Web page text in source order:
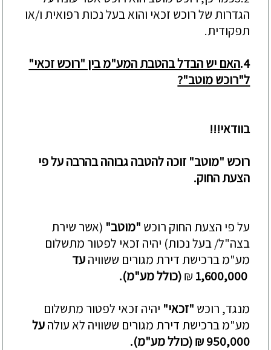
הגדרות של רוכש זכאי והוא בעל נכות רפואית ו/או
תפקודית.
4. האם יש הבדל בהטבת המע"מ בין "רוכש זכאי"
ל"רוכש מוטב"?
בוודאי!!!
רוכש "מוטב" זוכה להטבה גבוהה בהרבה על פי
הצעת החוק.
על פי הצעת החוק רוכש "מוטב" (אשר שירת
בצה"ל/ בעל נכות) יהיה זכאי לפטור מתשלום
מע"מ ברכישת דירת מגורים ששוויהעד
₪(כולל מע"מ).
מנגד, רוכש "זכאי" יהיה זכאי לפטור מתשלום
מע"מ ברכישת דירת מגורים ששוויה לא עולהעל
950,000 ₪ (כולל מע"מ).